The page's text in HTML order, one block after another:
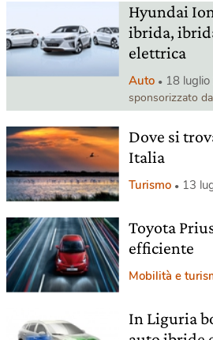
Hyundai
ibrida,
elettrica
Auto 18
sponsorizzato
Dove si
Italia
Turismo 13
Toyota
efficiente
Mobilità e
In Liguria